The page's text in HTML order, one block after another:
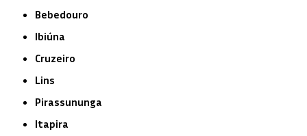
Bebedouro
Ibiúna
Cruzeiro
Lins
Pirassununga
Itapira